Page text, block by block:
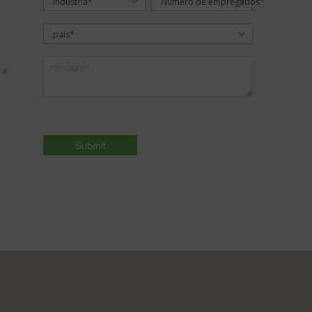
país*